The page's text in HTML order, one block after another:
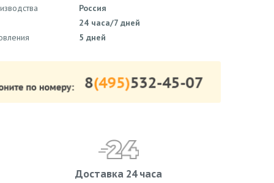
Россия
24 часа/7 дней
5 дней
Доставка 24 часа